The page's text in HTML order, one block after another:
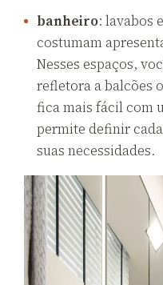
banheiro: lavabos
costumam
Nesses espaços,
refletora a balcões
fica mais fácil com
permite definir
suas necessidades.